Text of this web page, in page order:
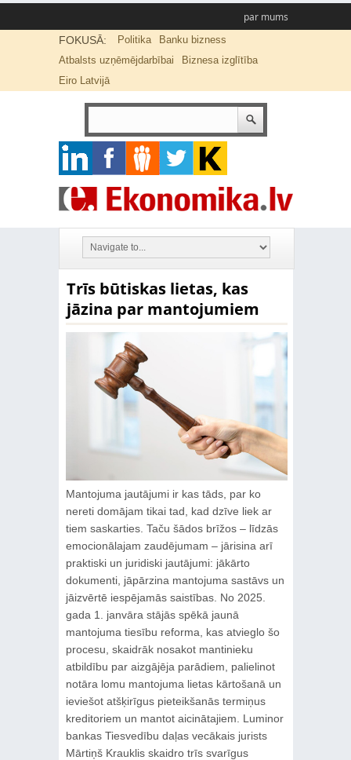
par mums
FOKUSĀ: Politika
Banku bizness
Atbalsts uzņēmējdarbībai
Biznesa izglītība
Eiro Latvijā
Trīs būtiskas lietas, kas
jāzina par mantojumiem
Mantojuma jautājumi ir kas tāds, par ko
nereti domājam tikai tad, kad dzīve liek ar
tiem saskarties. Taču šādos brīžos – līdzās
emocionālajam zaudējumam – jārisina arī
praktiski un juridiski jautājumi: jākārto
dokumenti, jāpārzina mantojuma sastāvs un
jāizvērtē iespējamās saistības. No 2025.
gada 1. janvāra stājās spēkā jaunā
mantojuma tiesību reforma, kas atvieglo šo
procesu, skaidrāk nosakot mantinieku
atbildību par aizgājēja parādiem, palielinot
notāra lomu mantojuma lietas kārtošanā un
ieviešot atšķirīgus pieteikšanās termiņus
kreditoriem un mantot aicinātajiem. Luminor
bankas Tiesvedību daļas vecākais jurists
Mārtiņš Krauklis skaidro trīs svarīgus